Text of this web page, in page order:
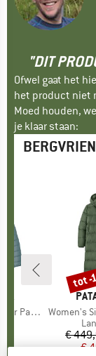
"DIT
Ofwel gaat het
het product niet
Moed houden,
je klaar staan:
Parka
Artikel
Women's Silent
€
€
tot -